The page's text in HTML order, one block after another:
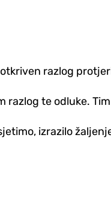
razlog
razlog te odluke.
izrazilo